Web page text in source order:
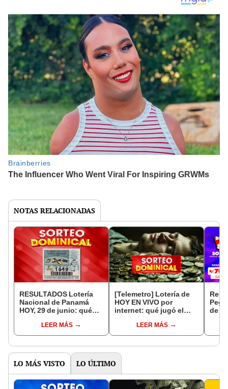
NOTAS RELACIONADAS
RESULTADOS Lotería
Nacional de Panamá
HOY, 29 de junio: qué
Dominical 5506 y cuál
fue el premio mayor
LEER MÁS
[Telemetro] Lotería de
HOY EN VIVO por
internet: qué jugó el
qué salió el 29 de junio y
resultado oficial
LEER MÁS
Pega
de
LO MÁS VISTO LO ÚLTIMO